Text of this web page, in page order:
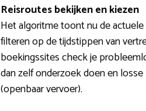
Reisroutes bekijken en kiezen
Het algoritme toont nu de
filteren op de tijdstippen van
boekingssites check je
dan zelf onderzoek doen en
(openbaar vervoer).